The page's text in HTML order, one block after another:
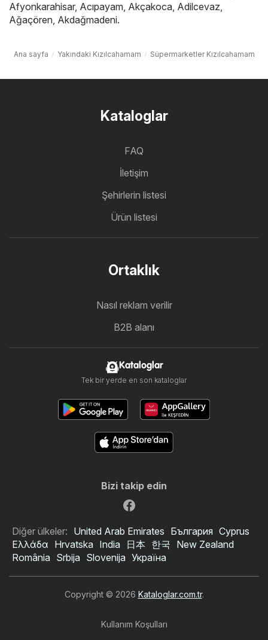
Afyonkarahisar, Acıpayam Akçakoca Adilcevaz
Ağaçören Akdağmadeni.
Ana sayfa Yakındaki Kızılcahamam Süpermarketler Kızılcahamam
Kataloglar
FAQ
İletişim
Şehirlerin listesi
Ürün listesi
Ortaklık
Nasıl reklam verilir
B2B alanı
Kataloglar
Tek bir yerde en son kataloglar
Bizi takip edin
Diğer ülkeler: United Arab Emirates България Cyprus
Ελλάδα Hrvatska India 日本 한국 New Zealand
România Srbija Slovenija Україна
Copyright © 2026 Kataloglar.com.tr.
Kullanım Koşulları